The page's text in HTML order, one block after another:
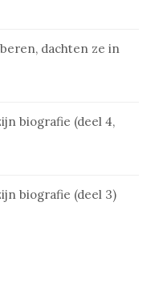
dachten ze in
biografie (deel 4,
biografie (deel 3)